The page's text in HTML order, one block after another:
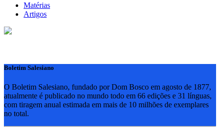
Matérias
Artigos
Boletim Salesiano
O Boletim Salesiano, fundado por Dom Bosco em agosto de 1877,
atualmente é publicado no mundo todo em 66 edições e 31 línguas,
com tiragem anual estimada em mais de 10 milhões de exemplares
no total.